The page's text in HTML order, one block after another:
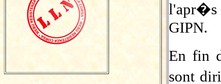
GIPN.
En fin
sont